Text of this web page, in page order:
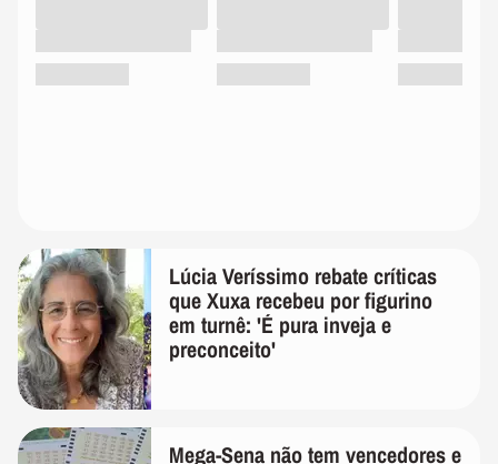
Lúcia Veríssimo rebate críticas
que Xuxa recebeu por figurino
em turnê: 'É pura inveja e
preconceito'
Mega-Sena não tem vencedores e